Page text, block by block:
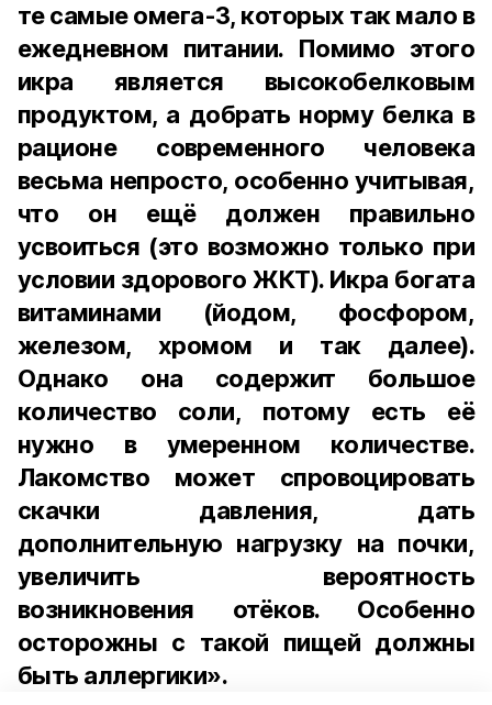
те самые омега-3, которых так мало в
ежедневном питании. Помимо этого
икра является высокобелковым
продуктом, а добрать норму белка в
рационе современного человека
весьма непросто, особенно учитывая,
что он ещё должен правильно
усвоиться (это возможно только при
условии здорового ЖКТ). Икра богата
витаминами (йодом, фосфором,
железом, хромом и так далее).
Однако она содержит большое
количество соли, потому есть её
нужно в умеренном количестве.
Лакомство может спровоцировать
скачки давления, дать
дополнительную нагрузку на почки,
увеличить вероятность
возникновения отёков. Особенно
осторожны с такой пищей должны
быть аллергики».